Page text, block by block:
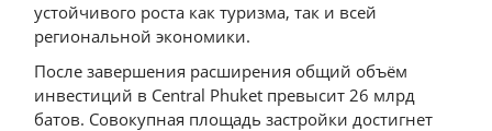
устойчивого роста как туризма, так и всей
региональной экономики.
После завершения расширения общий объём
инвестиций в Central Phuket превысит 26 млрд
батов. Совокупная площадь застройки достигнет